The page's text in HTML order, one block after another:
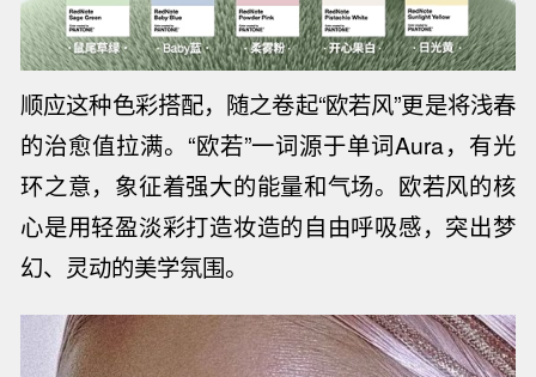
顺应这种色彩搭配，随之卷起“欧若风”更是将浅春
的治愈值拉满。 “欧若”一词源于单词Aura，有光
环之意，象征着强大的能量和气场。欧若风的核
心是用轻盈淡彩打造妆造的自由呼吸感，突出梦
幻、灵动的美学氛围。